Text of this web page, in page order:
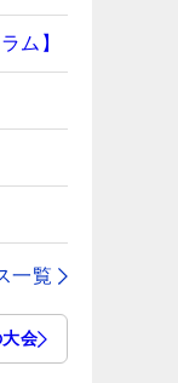
ム】
一覧
会